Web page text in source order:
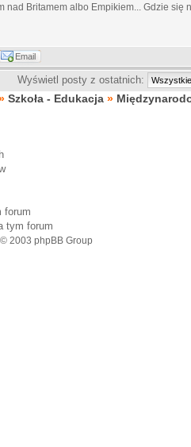
nad Britamem albo Empikiem... Gdzie
Email
Wyświetl posty z ostatnich:
Szkoła - Edukacja »
forum
tym forum
© 2003 phpBB Group